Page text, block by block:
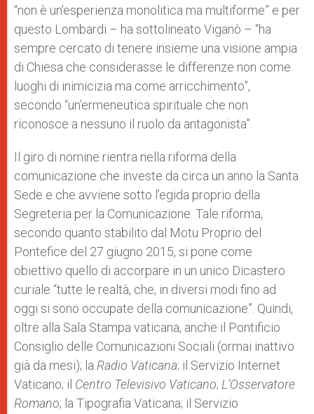
“non è un’esperienza monolitica ma multiforme” e per
questo Lombardi – ha sottolineato Viganò – “ha
sempre cercato di tenere insieme una visione ampia
di Chiesa che considerasse le differenze non come
luoghi di inimicizia ma come arricchimento”,
secondo “un’ermeneutica spirituale che non
riconosce a nessuno il ruolo da antagonista”.
Il giro di nomine rientra nella riforma della
comunicazione che investe da circa un anno la Santa
Sede e che avviene sotto l’egida proprio della
Segreteria per la Comunicazione. Tale riforma,
secondo quanto stabilito dal Motu Proprio del
Pontefice del 27 giugno 2015, si pone come
obiettivo quello di accorpare in un unico Dicastero
curiale “tutte le realtà, che, in diversi modi fino ad
oggi si sono occupate della comunicazione”. Quindi,
oltre alla Sala Stampa vaticana, anche il Pontificio
Consiglio delle Comunicazioni Sociali (ormai inattivo
già da mesi); la Radio Vaticana; il Servizio Internet
Vaticano; il Centro Televisivo Vaticano; L’Osservatore
Romano; la Tipografia Vaticana; il Servizio